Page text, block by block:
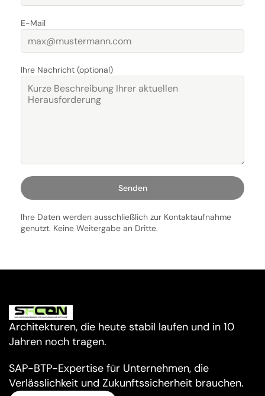
E-Mail
Ihre Nachricht (optional)
Senden
Ihre Daten werden ausschließlich zur Kontaktaufnahme
genutzt. Keine Weitergabe an Dritte.
Architekturen, die heute stabil laufen und in 10
Jahren noch tragen.
SAP-BTP-Expertise für Unternehmen, die
Verlässlichkeit und Zukunftssicherheit brauchen.